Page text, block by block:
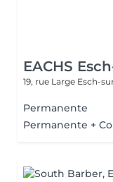
EACHS
19, rue Large Esch-
Permanente
Permanente +